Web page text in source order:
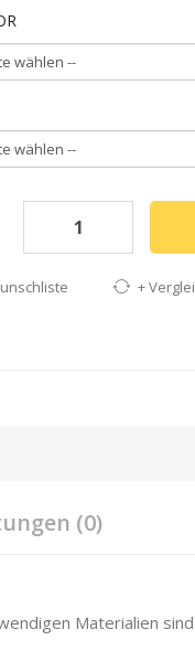
+
(0)
Materialien